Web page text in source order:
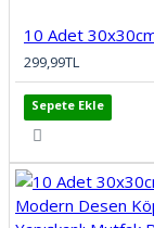
299,99TL
Sepete Ekle